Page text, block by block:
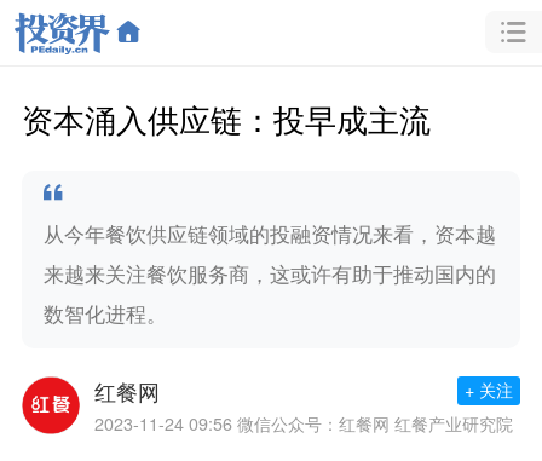
资本涌入供应链：投早成主流
从今年餐饮供应链领域的投融资情况来看，资本越
来越来关注餐饮服务商，这或许有助于推动国内的
数智化进程。
红餐网
2023-11-24 09:56 微信公众号：红餐网 红餐产业研究院
+ 关注